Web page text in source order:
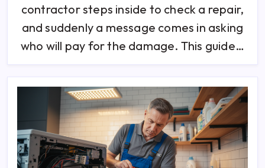
Lease
On
Insurance,
And
Vs
2)
contractor steps inside to check a repair,
and suddenly a message comes in asking
who will pay for the damage. This guide…